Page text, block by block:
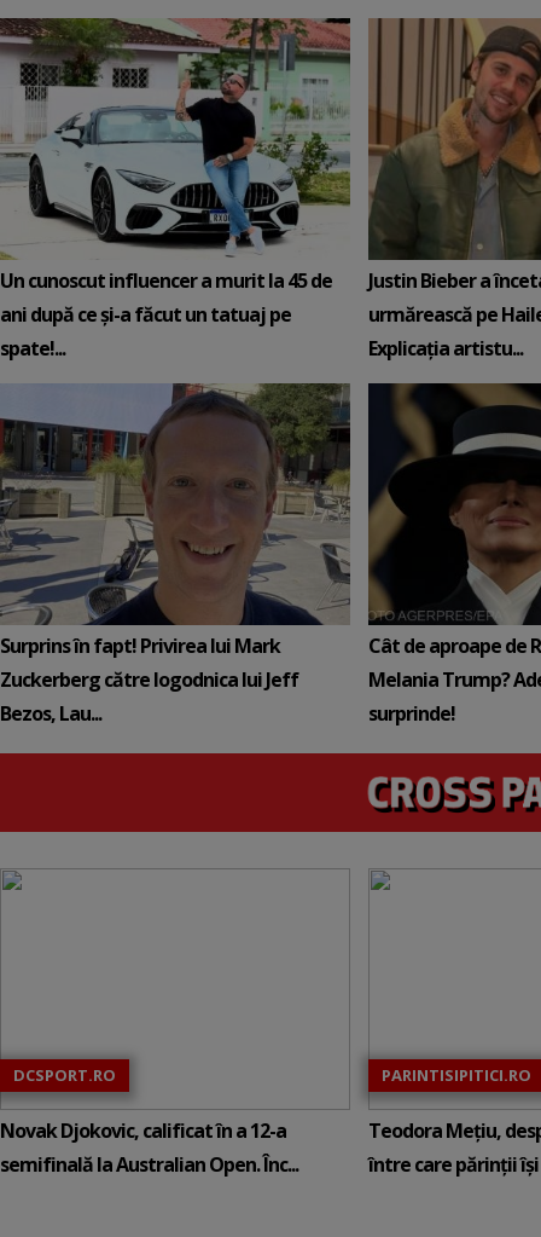
Un cunoscut influencer a murit la 45 de
ani după ce și-a făcut un tatuaj pe
spate!...
Justin Bieber a
urmărească pe
Explicația artistu...
Surprins în fapt! Privirea lui Mark
Zuckerberg către logodnica lui Jeff
Bezos, Lau...
Cât de aproape de
Melania Trump?
surprinde!
DCSPORT.RO
Novak Djokovic, calificat în a 12-a
semifinală la Australian Open. Înc...
PARINTISIPITICI.RO
Teodora Mețiu,
între care părinții își